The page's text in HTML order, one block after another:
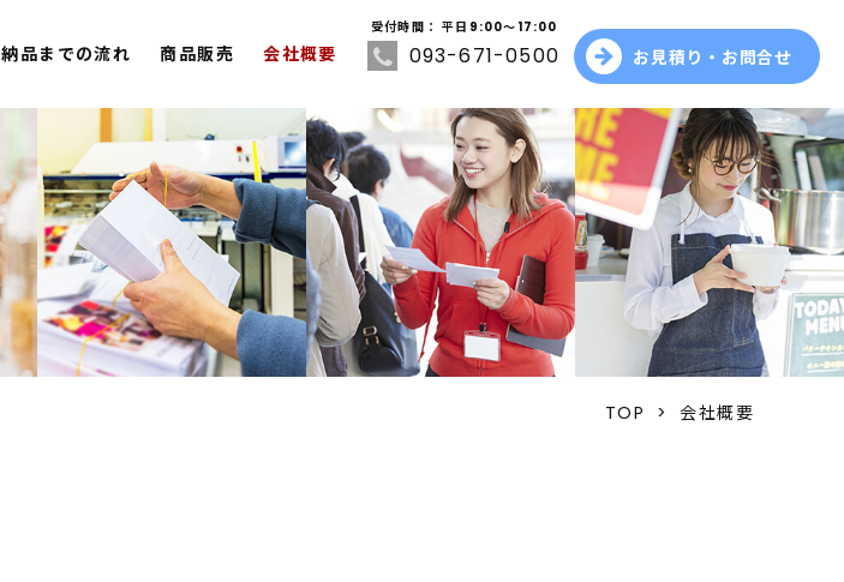
納品までの流れ 商品販売 会社概要
受付時間： 平日9:00～17:00
093-671-0500 お見積り・お問合せ
TOP > 会社概要